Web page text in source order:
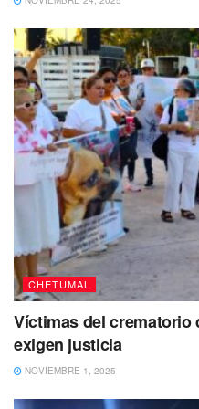
Marítima, el Palacio de
Bandera, el Boulevard
Maya, el Parque de los
el Callejón del Arteentre
CHETUMAL
Víctimas del crematorio
exigen justicia
NOVIEMBRE 1, 2025